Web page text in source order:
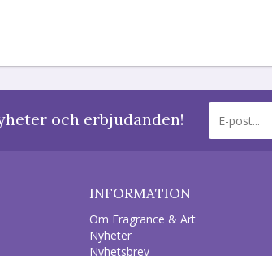
och erbjudanden!
INFORMATION
Om Fragrance & Art
Nyheter
Nyhetsbrev